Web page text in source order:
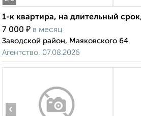
1-к квартира, на длительный
7 000 ₽ в месяц
Заводской район, Маяковского 64
Агентство, 07.08.2026
‹